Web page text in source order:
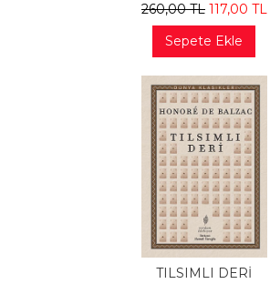
260,00TL 117,00 TL
Sepete Ekle
TILSIMLI DERİ